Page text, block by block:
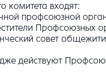
комитета входят:
профсоюзной
Профсоюзных
совет
действуют